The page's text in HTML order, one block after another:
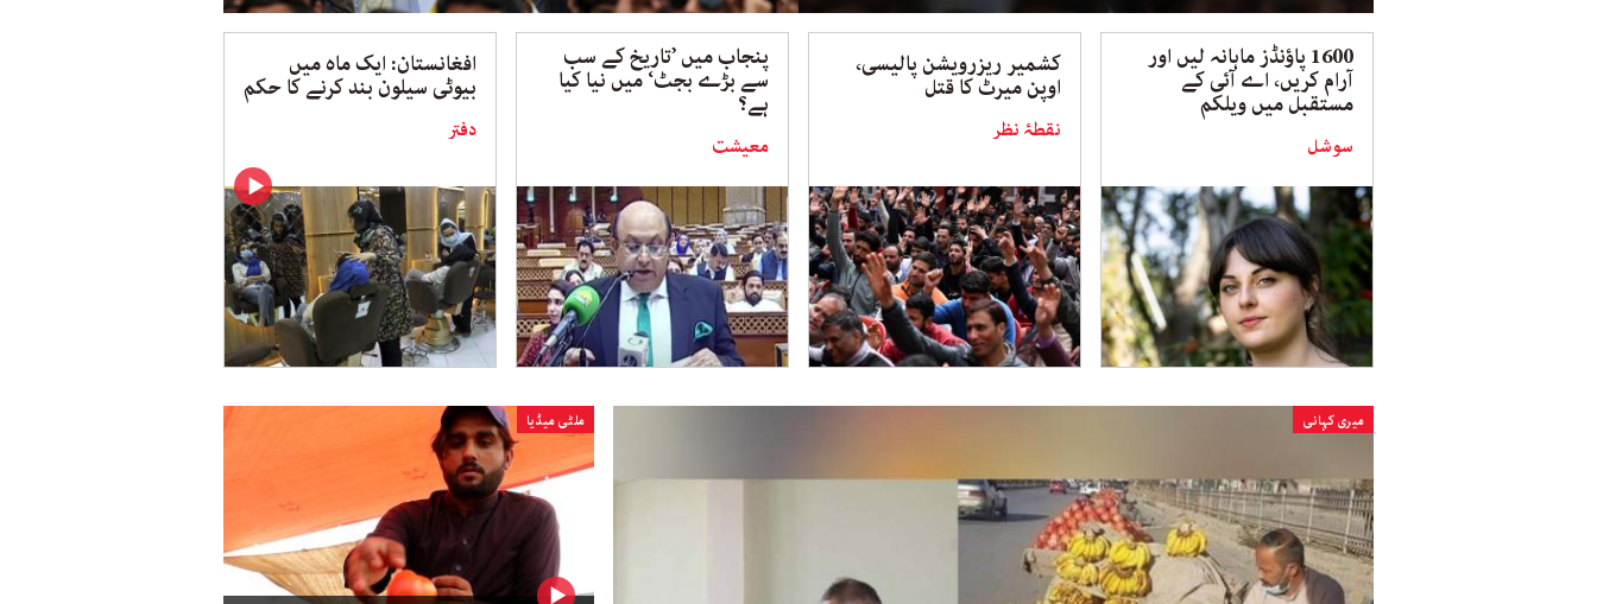
1600 پاؤنڈز ماہانہ لیں اور
آرام کریں، اے آئی کے
مستقبل میں ویلکم
سوشل
کشمیر ریزرویشن پالیسی،
اوپن میرٹ کا قتل
نقطۂ نظر
پنجاب میں ’تاریخ کے سب
سے بڑے بجٹ‘ میں نیا کیا
ہے؟
معیشت
افغانستان: ایک ماہ میں
بیوٹی سیلون بند کرنے کا حکم
دفتر
میری کہانی ملٹی میڈیا